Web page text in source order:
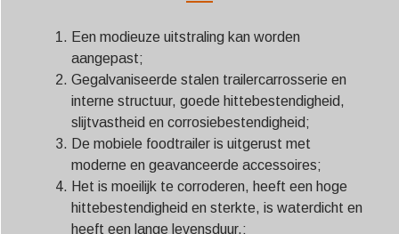
Een modieuze uitstraling kan worden
aangepast;
Gegalvaniseerde stalen trailercarrosserie en
interne structuur, goede hittebestendigheid,
slijtvastheid en corrosiebestendigheid;
De mobiele foodtrailer is uitgerust met
moderne en geavanceerde accessoires;
Het is moeilijk te corroderen, heeft een hoge
hittebestendigheid en sterkte, is waterdicht en
heeft een lange levensduur.;